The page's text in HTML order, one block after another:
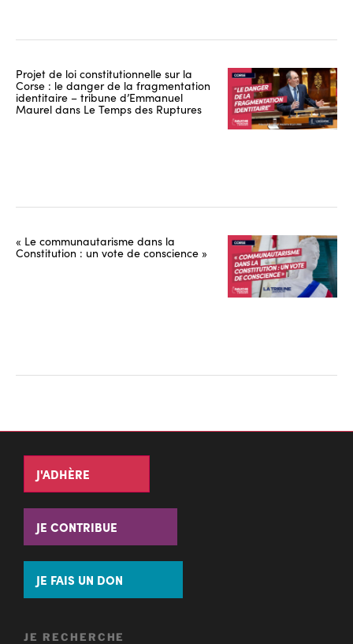
Projet de loi constitutionnelle sur la
Corse : le danger de la fragmentation
identitaire – tribune d’Emmanuel
Maurel dans Le Temps des Ruptures
« Le communautarisme dans la
Constitution : un vote de conscience »
J'ADHÈRE
JE CONTRIBUE
JE FAIS UN DON
JE RECHERCHE